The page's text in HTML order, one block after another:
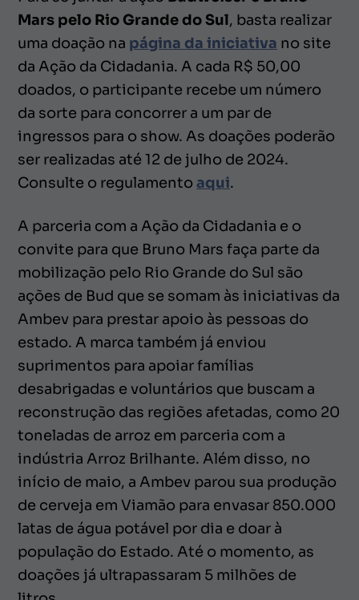
Mars pelo Rio Grande do Sul, basta realizar
uma doação na página da iniciativa no site
da Ação da Cidadania. A cada R$ 50,00
doados, o participante recebe um número
da sorte para concorrer a um par de
ingressos para o show. As doações poderão
ser realizadas até 12 de julho de 2024.
Consulte o regulamentoaqui.
A parceria com a Ação da Cidadania e o
convite para que Bruno Mars faça parte da
mobilização pelo Rio Grande do Sul são
ações de Bud que se somam às iniciativas da
Ambev para prestar apoio às pessoas do
estado. A marca também já enviou
suprimentos para apoiar famílias
desabrigadas e voluntários que buscam a
reconstrução das regiões afetadas, como 20
toneladas de arroz em parceria com a
indústria Arroz Brilhante. Além disso, no
início de maio, a Ambev parou sua produção
de cerveja em Viamão para envasar 850.000
latas de água potável por dia e doar à
população do Estado. Até o momento, as
doações já ultrapassaram 5 milhões de